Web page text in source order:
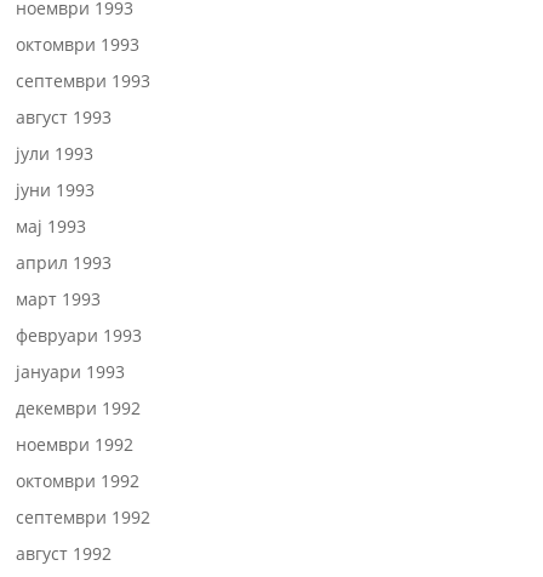
ноември 1993
октомври 1993
септември 1993
август 1993
јули 1993
јуни 1993
мај 1993
април 1993
март 1993
февруари 1993
јануари 1993
декември 1992
ноември 1992
октомври 1992
септември 1992
август 1992